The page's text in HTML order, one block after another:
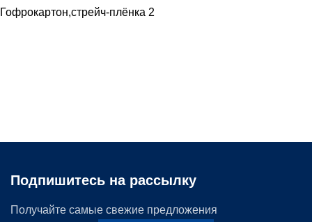
Гофрокартон,стрейч-плёнка 2
Подпишитесь на рассылку
Получайте самые свежие предложения